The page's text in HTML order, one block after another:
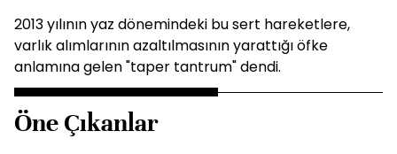
2013 yılının yaz dönemindeki bu sert hareketlere,
varlık alımlarının azaltılmasının yarattığı öfke
anlamına gelen "taper tantrum" dendi.
Öne Çıkanlar